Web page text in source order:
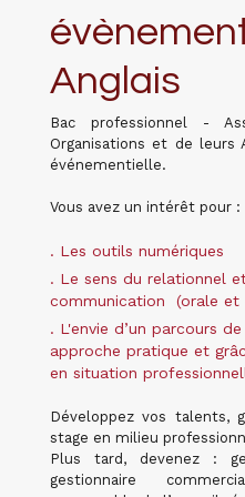
Anglais
Bac professionnel -
Organisations et de leurs
événementielle.
Vous avez un intérêt pour :
. Les outils numériques
. Le sens du relationnel
communication (orale et
. L'envie d’un parcours
approche pratique et
en situation
Développez vos talents,
stage en milieu
Plus tard, devenez :
gestionnaire